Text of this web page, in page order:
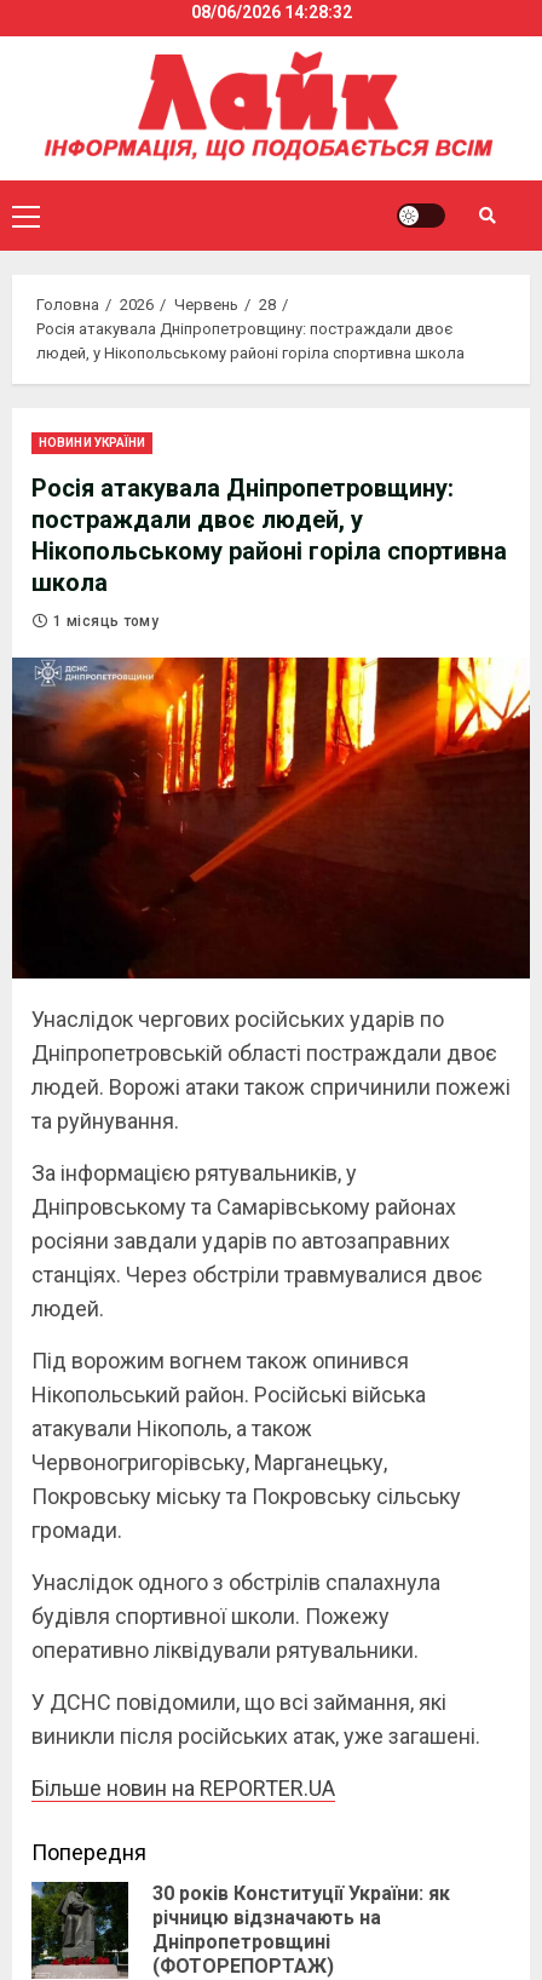
to
08/06/2026 14:28:32
Primary
Menu
Головна 2026 Червень
28
Росія атакувала Дніпропетровщину: постраждали двоє
людей, у Нікопольському районі горіла спортивна школа
НОВИНИ УКРАЇНИ
Росія атакувала Дніпропетровщину:
постраждали двоє людей, у
Нікопольському районі горіла спортивна
школа
1 місяць тому
Унаслідок чергових російських ударів по
Дніпропетровській області постраждали двоє
людей. Ворожі атаки також спричинили пожежі
та руйнування.
За інформацією рятувальників, у
Дніпровському та Самарівському районах
росіяни завдали ударів по автозаправних
станціях. Через обстріли травмувалися двоє
людей.
Під ворожим вогнем також опинився
Нікопольський район. Російські війська
атакували Нікополь, а також
Червоногригорівську, Марганецьку,
Покровську міську та Покровську сільську
громади.
Унаслідок одного з обстрілів спалахнула
будівля спортивної школи. Пожежу
оперативно ліквідували рятувальники.
У ДСНС повідомили, що всі займання, які
виникли після російських атак, уже загашені.
Більше новин на REPORTER.UA
Continue
Reading
Попередня
30 років Конституції України: як
річницю відзначають на
Дніпропетровщині
(ФОТОРЕПОРТАЖ)